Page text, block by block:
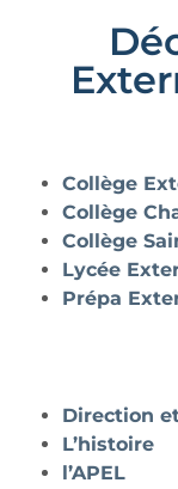
Collège
Collège
Collège
Lycée
Prépa
Direction
L’histoire
l’APEL